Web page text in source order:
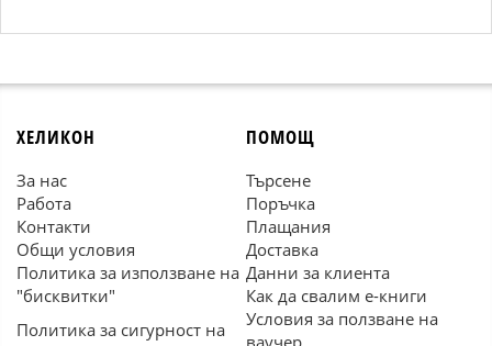
ХЕЛИКОН
За нас
Работа
Контакти
Общи условия
Политика за използване на
"бисквитки"
Политика за сигурност на
ПОМОЩ
Търсене
Поръчка
Плащания
Доставка
Данни за клиента
Как да свалим е-книги
Условия за ползване на
ваучер